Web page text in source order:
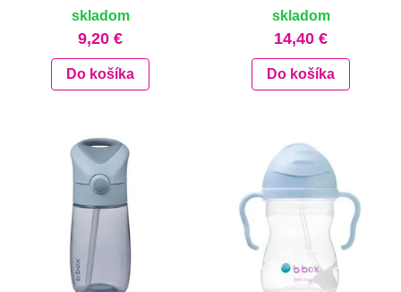
skladom
9,20 €
Do košíka
skladom
14,40 €
Do košíka